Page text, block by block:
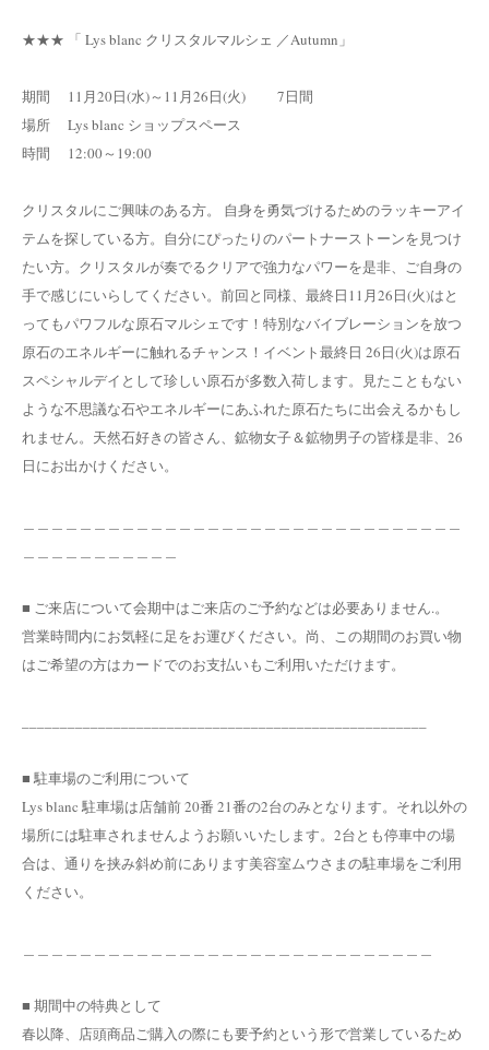
★★★ 「 Lys blanc クリスタルマルシェ ／Autumn」
期間 11月20日(水)～11月26日(火) 7日間
場所 Lys blanc ショップスペース
時間 12:00～19:00
クリスタルにご興味のある方。 自身を勇気づけるためのラッキーアイ
テムを探している方。自分にぴったりのパートナーストーンを見つけ
たい方。クリスタルが奏でるクリアで強力なパワーを是非、ご自身の
手で感じにいらしてください。前回と同様、最終日11月26日(火)はと
ってもパワフルな原石マルシェです！特別なバイブレーションを放つ
原石のエネルギーに触れるチャンス！イベント最終日 26日(火)は原石
スペシャルデイとして珍しい原石が多数入荷します。見たこともない
ような不思議な石やエネルギーにあふれた原石たちに出会えるかもし
れません。天然石好きの皆さん、鉱物女子＆鉱物男子の皆様是非、26
日にお出かけください。
■ ご来店について会期中はご来店のご予約などは必要ありません.。
営業時間内にお気軽に足をお運びください。尚、この期間のお買い物
はご希望の方はカードでのお支払いもご利用いただけます。
■ 駐車場のご利用について
Lys blanc 駐車場は店舗前 20番 21番の2台のみとなります。それ以外の
場所には駐車されませんようお願いいたします。2台とも停車中の場
合は、通りを挟み斜め前にあります美容室ムウさまの駐車場をご利用
ください。
■ 期間中の特典として
春以降、店頭商品ご購入の際にも要予約という形で営業しているため